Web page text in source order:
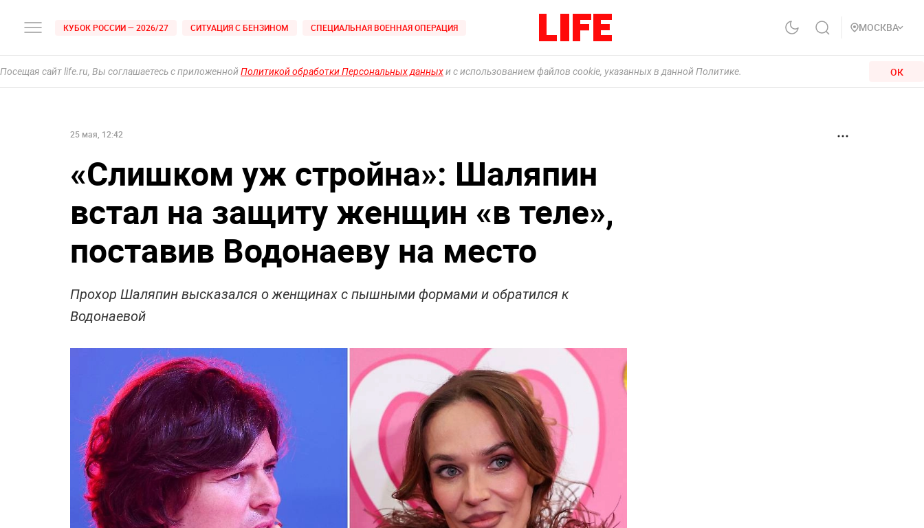
КУБОК РОССИИ — 2026/27 СИТУАЦИЯ С БЕНЗИНОМ СПЕЦИАЛЬНАЯ ВОЕННАЯ ОПЕРАЦИЯ МОСКВА
Посещая сайт life.ru, Вы соглашаетесь с приложеннойПолитикой обработки Персональных данныхи с использованием файлов cookie, указанных в данной Политике. ОК
25 мая, 12:42
«Слишком уж стройна»: Шаляпин
встал на защиту женщин «в теле»,
поставив Водонаеву на место
Прохор Шаляпин высказался о женщинах с пышными формами и обратился к
Водонаевой